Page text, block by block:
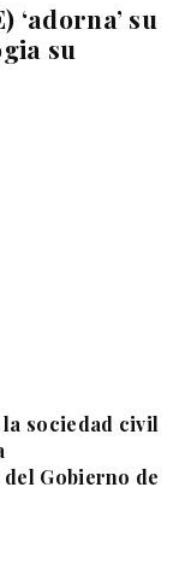
‘adorna’ su
su
sociedad civil
Gobierno de